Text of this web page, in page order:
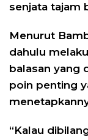
senjata tajam
Menurut
dahulu
balasan yang
poin penting
“Kalau